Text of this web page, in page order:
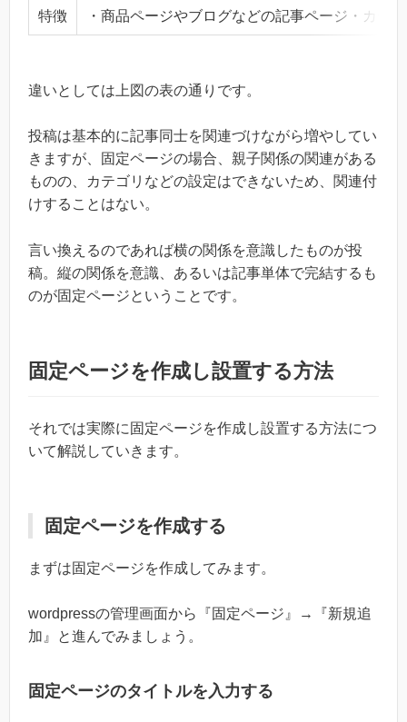
特徴 ・商品ページやブログなどの記事ページ・カテ
違いとしては上図の表の通りです。
投稿は基本的に記事同士を関連づけながら増やしてい
きますが、固定ページの場合、親子関係の関連がある
ものの、カテゴリなどの設定はできないため、関連付
けすることはない。
言い換えるのであれば横の関係を意識したものが投
稿。縦の関係を意識、あるいは記事単体で完結するも
のが固定ページということです。
固定ページを作成し設置する方法
それでは実際に固定ページを作成し設置する方法につ
いて解説していきます。
固定ページを作成する
まずは固定ページを作成してみます。
wordpressの管理画面から『固定ページ』→『新規追
加』と進んでみましょう。
固定ページのタイトルを入力する